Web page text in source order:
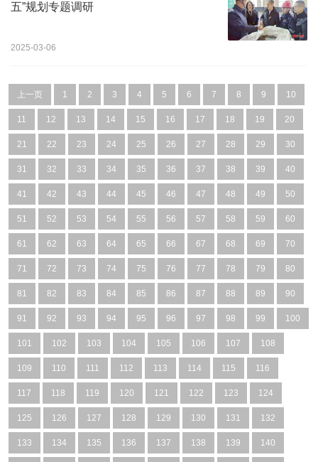
五”规划专题调研
2025-03-06
上一页 1 2 3 4 5 6 7 8 9 10
11 12 13 14 15 16 17 18 19 20
21 22 23 24 25 26 27 28 29 30
31 32 33 34 35 36 37 38 39 40
41 42 43 44 45 46 47 48 49 50
51 52 53 54 55 56 57 58 59 60
61 62 63 64 65 66 67 68 69 70
71 72 73 74 75 76 77 78 79 80
81 82 83 84 85 86 87 88 89 90
91 92 93 94 95 96 97 98 99 100
101 102 103 104 105 106 107 108
109 110 111 112 113 114 115 116
117 118 119 120 121 122 123 124
125 126 127 128 129 130 131 132
133 134 135 136 137 138 139 140